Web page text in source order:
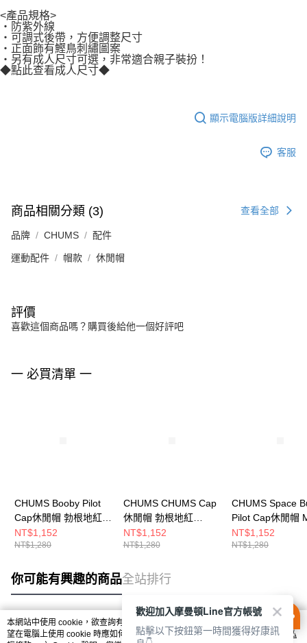
<產品規格>
・防紫外線
・可調式後帶，方便調整尺寸
・正面飾有鰹鳥刺繡圖案
・另有成人尺寸可選，非常適合親子裝扮！
◆點此查看成人尺寸◆
顯示電腦版詳細說明
客服
商品相關分類 (3) 查看全部
品牌 CHUMS 配件
運動配件 帽款 休閒帽
評價
喜歡這個商品嗎？購買後給他一個好評吧
一 必買清單 一
CHUMS Booby Pilot
Cap休閒帽 勃根地紅
CH051401R026
NT$1,152
NT$1,280
CHUMS CHUMS Cap
休閒帽 勃根地紅
CH051464R026
NT$1,152
NT$1,280
CHUMS Space
Pilot Cap休閒帽
CH051453Z409
NT$1,152
NT$1,280
你可能有興趣的商品全站排行
熱門標籤
本網站中使用 cookie，欲查詢有關本網站使用 cookie 方式之詳情，及若您不希
望在電腦上使用 cookie 時應如何變更電腦的 cookie 設定，請參閱本網站「
隱私
歡迎加入摩曼頓Line官方帳號
點擊以下按鈕第一時間獲得好康訊